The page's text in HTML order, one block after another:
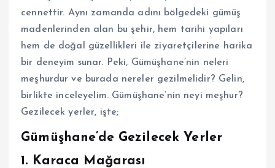
cennettir. Aynı zamanda adını bölgedeki gümüş
madenlerinden alan bu şehir, hem tarihi yapıları
hem de doğal güzellikleri ile ziyaretçilerine harika
bir deneyim sunar. Peki, Gümüşhane’nin neleri
meşhurdur ve burada nereler gezilmelidir? Gelin,
birlikte inceleyelim. Gümüşhane’nin neyi meşhur?
Gezilecek yerler, işte;
Gümüşhane’de Gezilecek Yerler
1. Karaca Mağarası